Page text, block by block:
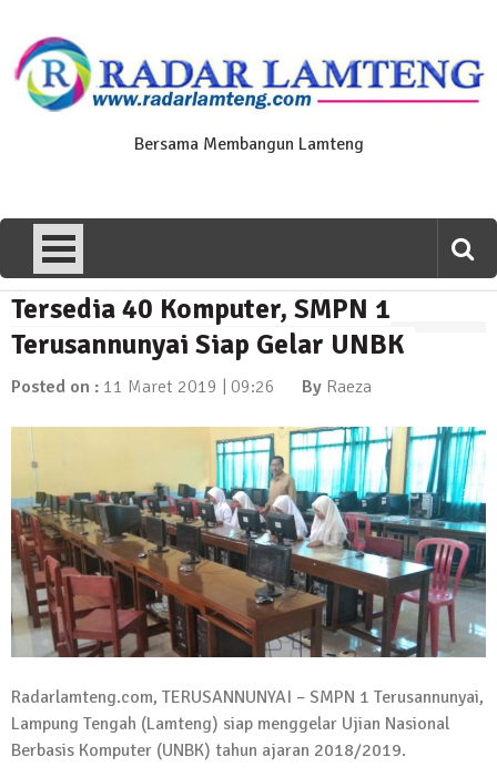
content
Bersama Membangun Lamteng
News Flash
Polres Lamteng Gelar Upacara
Peringatan Hari Pahlawan, Teladani
Semangat Pengorbanan untuk Bangsa
News Flash
Puluhan Warga Dusun III Geruduk
Balai Kampung Pujobasuki, Tuntut
Kadus Untuk Mundur
4 September 2025 | 15:40
News Flash
iklan ucapan HUT RI
20 Agustus 2025 | 14:43
Maling Jebol Plafon Konter HP di
Rumbia, Pelaku Ditangkap di Lamtim
Tersedia 40 Komputer, SMPN 1
Terusannunyai Siap Gelar UNBK
Posted on : 11 Maret 2019 | 09:26 By Raeza
Radarlamteng.com, TERUSANNUNYAI – SMPN 1 Terusannunyai,
Lampung Tengah (Lamteng) siap menggelar Ujian Nasional
Berbasis Komputer (UNBK) tahun ajaran 2018/2019.